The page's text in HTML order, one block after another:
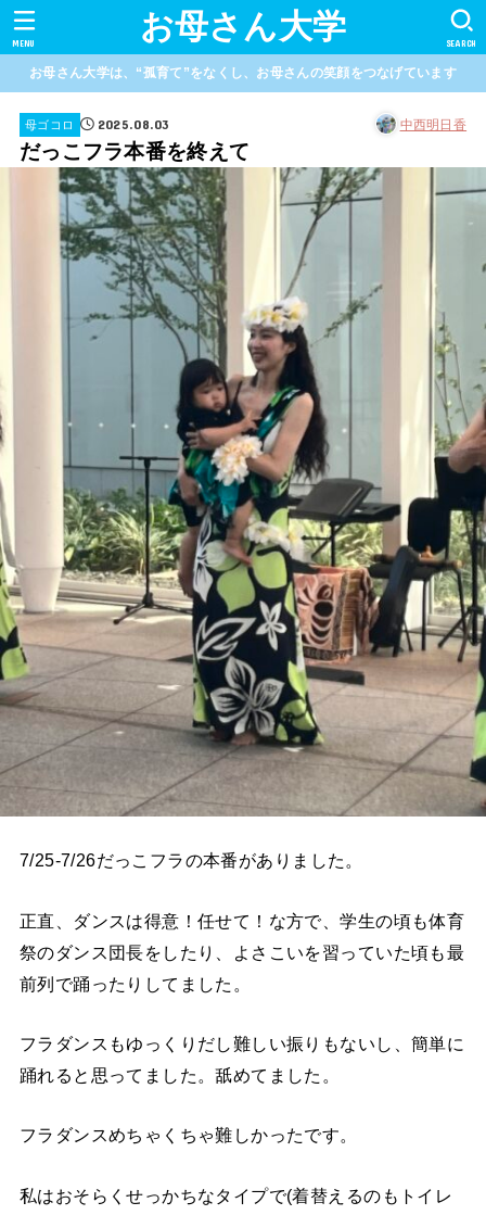
お母さん大学 SEARCH
MENU
お母さん大学は、“孤育て”をなくし、お母さんの笑顔をつなげています
母ゴコロ 2025.08.03 中西明日香
だっこフラ本番を終えて
7/25-7/26だっこフラの本番がありました。
正直、ダンスは得意！任せて！な方で、学生の頃も体育
祭のダンス団長をしたり、よさこいを習っていた頃も最
前列で踊ったりしてました。
フラダンスもゆっくりだし難しい振りもないし、簡単に
踊れると思ってました。舐めてました。
フラダンスめちゃくちゃ難しかったです。
私はおそらくせっかちなタイプで(着替えるのもトイレ